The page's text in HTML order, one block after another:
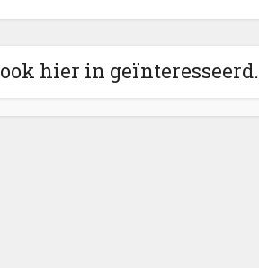
hier in geïnteresseerd.